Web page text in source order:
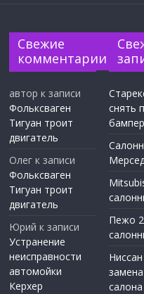
Свежие
комментарии
автор к записи
Фольксваген
Тигуан троит
двигатель
Олег к записи
Фольксваген
Тигуан троит
двигатель
Юрий к записи
Устранение
неисправности
автомойки
Керхер
снять
бампер
Пежо
салона